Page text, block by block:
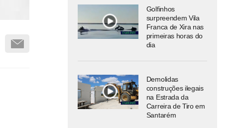
Golfinhos
surpreendem Vila
Franca de Xira nas
primeiras horas do
dia
Demolidas
construções ilegais
na Estrada da
Carreira de Tiro em
Santarém